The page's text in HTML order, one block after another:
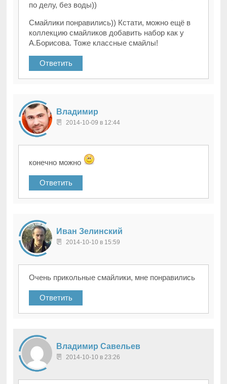
по делу, без воды))
Смайлики понравились)) Кстати, можно ещё в
коллекцию смайликов добавить набор как у
А.Борисова. Тоже классные смайлы!
Ответить
Владимир
2014-10-09 в 12:44
конечно можно
Ответить
Иван Зелинский
2014-10-10 в 15:59
Очень прикольные смайлики, мне понравились
Ответить
Владимир Савельев
2014-10-10 в 23:26